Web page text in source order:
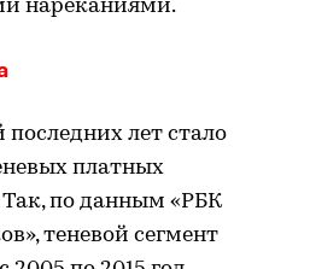
нареканиями.
лет стало
платных
по данным «РБК
теневой сегмент